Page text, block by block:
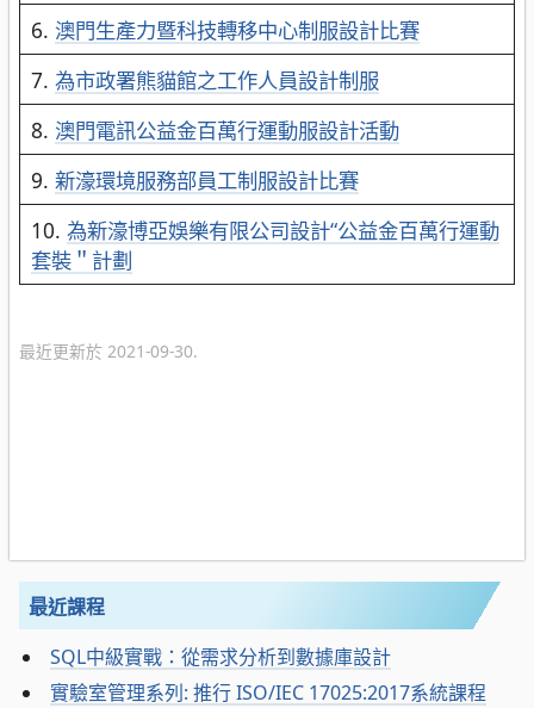
6. 澳門生產力暨科技轉移中心制服設計比賽
7. 為市政署熊貓館之工作人員設計制服
8. 澳門電訊公益金百萬行運動服設計活動
9. 新濠環境服務部員工制服設計比賽
10. 為新濠博亞娛樂有限公司設計“公益金百萬行運動
套裝＂計劃
最近更新於 2021-09-30.
最近課程
SQL中級實戰：從需求分析到數據庫設計
實驗室管理系列: 推行 ISO/IEC 17025:2017系統課程